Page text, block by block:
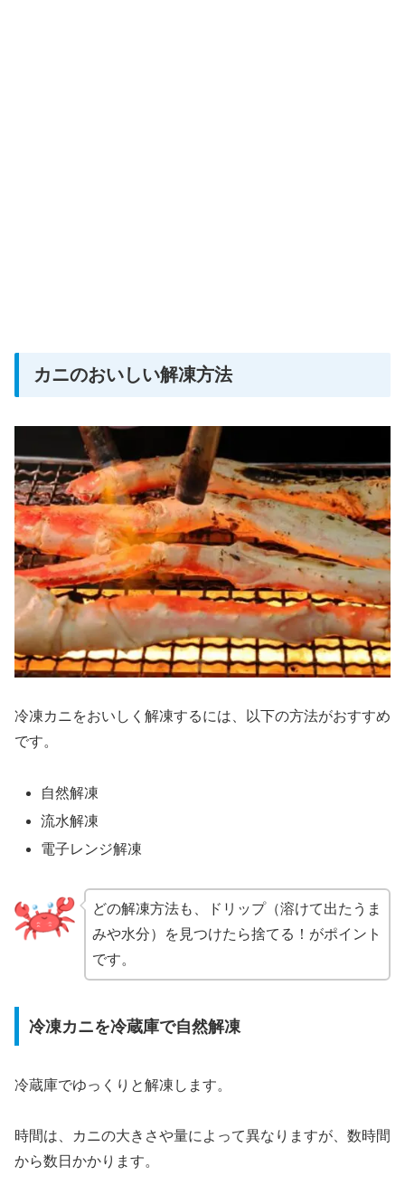
カニのおいしい解凍方法
冷凍カニをおいしく解凍するには、以下の方法がおすすめ
です。
自然解凍
流水解凍
電子レンジ解凍
どの解凍方法も、ドリップ（溶けて出たうま
みや水分）を見つけたら捨てる！がポイント
です。
冷凍カニを冷蔵庫で自然解凍
冷蔵庫でゆっくりと解凍します。
時間は、カニの大きさや量によって異なりますが、数時間
から数日かかります。